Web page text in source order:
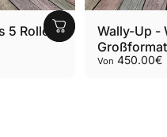
5 Rollen
Wally-Up -
Von 450.00€